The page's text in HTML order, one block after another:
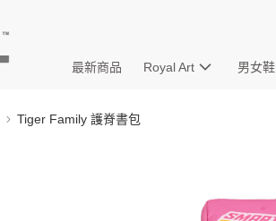
最新商品 Royal Art 男女鞋
Tiger Family 護脊書包